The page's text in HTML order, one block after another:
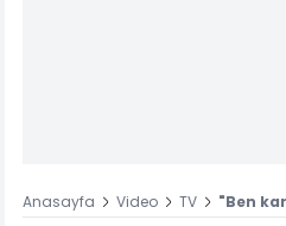
Anasayfa Video TV "Ben